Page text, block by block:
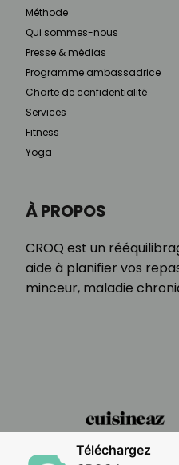
À PROPOS
CROQ est un
aide à planifier vos
minceur, maladie
Méthode
Qui sommes-nous
Presse & médias
Programme ambassadrice
Charte de confidentialité
Services
Fitness
Yoga
Téléchargez